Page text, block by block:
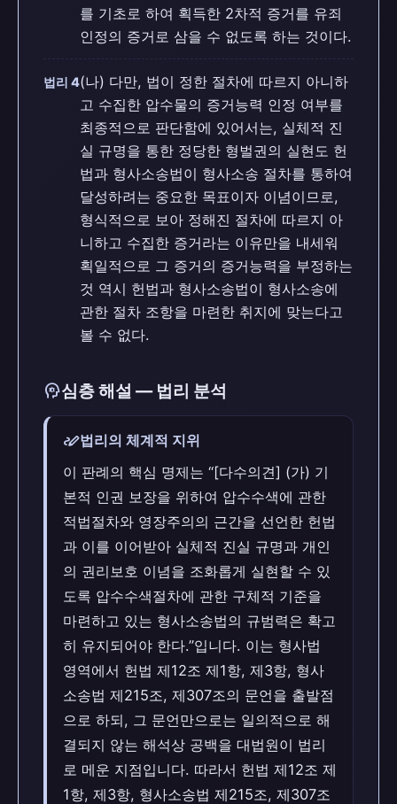
를 기초로 하여 획득한 2차적 증거를 유죄
인정의 증거로 삼을 수 없도록 하는 것이다.
법리 4(나) 다만, 법이 정한 절차에 따르지 아니하
고 수집한 압수물의 증거능력 인정 여부를
최종적으로 판단함에 있어서는, 실체적 진
실 규명을 통한 정당한 형벌권의 실현도 헌
법과 형사소송법이 형사소송 절차를 통하여
달성하려는 중요한 목표이자 이념이므로,
형식적으로 보아 정해진 절차에 따르지 아
니하고 수집한 증거라는 이유만을 내세워
획일적으로 그 증거의 증거능력을 부정하는
것 역시 헌법과 형사소송법이 형사소송에
관한 절차 조항을 마련한 취지에 맞는다고
볼 수 없다.
psychology심층 해설 — 법리 분석
stylus_note법리의 체계적 지위
이 판례의 핵심 명제는 “[다수의견] (가) 기
본적 인권 보장을 위하여 압수수색에 관한
적법절차와 영장주의의 근간을 선언한 헌법
과 이를 이어받아 실체적 진실 규명과 개인
의 권리보호 이념을 조화롭게 실현할 수 있
도록 압수수색절차에 관한 구체적 기준을
마련하고 있는 형사소송법의 규범력은 확고
히 유지되어야 한다.”입니다. 이는 형사법
영역에서 헌법 제12조 제1항, 제3항, 형사
소송법 제215조, 제307조의 문언을 출발점
으로 하되, 그 문언만으로는 일의적으로 해
결되지 않는 해석상 공백을 대법원이 법리
로 메운 지점입니다. 따라서 헌법 제12조 제
1항, 제3항, 형사소송법 제215조, 제307조